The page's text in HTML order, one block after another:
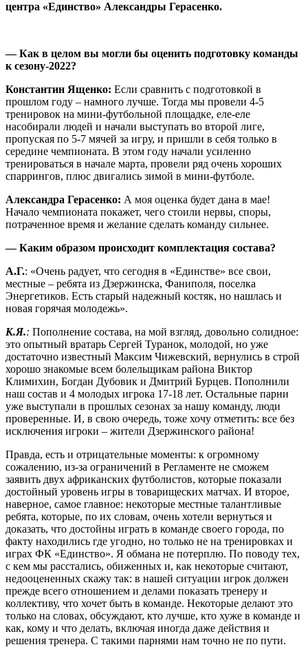
центра «Единство» Александры Герасенко.
— Как в целом вы могли бы оценить подготовку команды
к сезону-2022?
Константин Ященко: Если сравнить с подготовкой в
прошлом году – намного лучше. Тогда мы провели 4-5
тренировок на мини-футбольной площадке, еле-еле
насобирали людей и начали выступать во второй лиге,
пропуская по 5-7 мячей за игру, и пришли в себя только в
середине чемпионата. В этом году начали усиленно
тренироваться в начале марта, провели ряд очень хороших
спаррингов, плюс двигались зимой в мини-футболе.
Александра Герасенко: А моя оценка будет дана в мае!
Начало чемпионата покажет, чего стоили нервы, споры,
потраченное время и желание сделать команду сильнее.
— Каким образом происходит комплектация состава?
А.Г.: «Очень радует, что сегодня в «Единстве» все свои,
местные – ребята из Дзержинска, Фаниполя, поселка
Энергетиков. Есть старый надежный костяк, но нашлась и
новая горячая молодежь».
К.Я.: Пополнение состава, на мой взгляд, довольно солидное:
это опытный вратарь Сергей Туранок, молодой, но уже
достаточно известный Максим Чижевский, вернулись в строй
хорошо знакомые всем болельщикам района Виктор
Климихин, Богдан Дубовик и Дмитрий Бурцев. Пополнили
наш состав и 4 молодых игрока 17-18 лет. Остальные парни
уже выступали в прошлых сезонах за нашу команду, люди
проверенные. И, в свою очередь, тоже хочу отметить: все без
исключения игроки – жители Дзержинского района!
Правда, есть и отрицательные моменты: к огромному
сожалению, из-за ограничений в Регламенте не сможем
заявить двух африканских футболистов, которые показали
достойный уровень игры в товарищеских матчах. И второе,
наверное, самое главное: некоторые местные талантливые
ребята, которые, по их словам, очень хотели вернуться и
доказать, что достойны играть в команде своего города, по
факту находились где угодно, но только не на тренировках и
играх ФК «Единство». Я обмана не потерплю. По поводу тех,
с кем мы расстались, обиженных и, как некоторые считают,
недооцененных скажу так: в нашей ситуации игрок должен
прежде всего отношением и делами показать тренеру и
коллективу, что хочет быть в команде. Некоторые делают это
только на словах, обсуждают, кто лучше, кто хуже в команде и
как, кому и что делать, включая иногда даже действия и
решения тренера. С такими парнями нам точно не по пути.